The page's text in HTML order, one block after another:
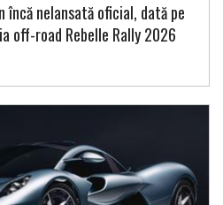
încă nelansată oficial, dată pe
off-road Rebelle Rally 2026